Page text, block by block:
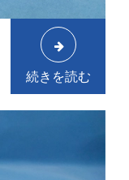
続きを読む